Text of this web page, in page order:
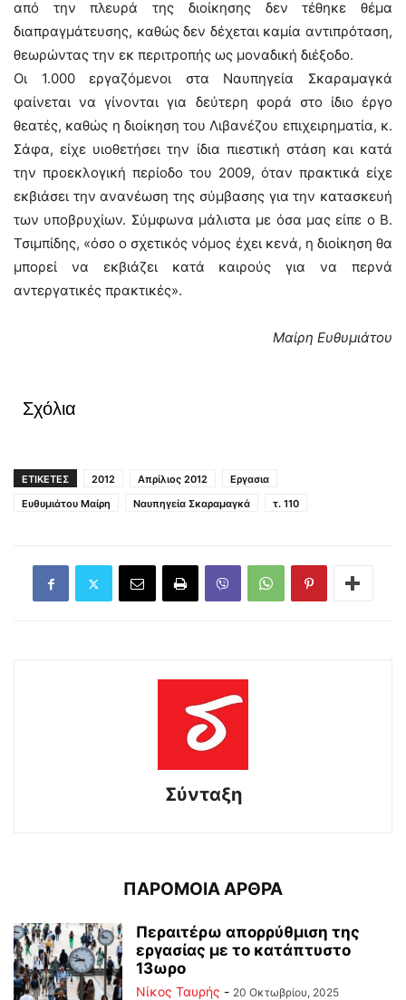
από την πλευρά της διοίκησης δεν τέθηκε θέμα
διαπραγμάτευσης, καθώς δεν δέχεται καμία αντιπρόταση,
θεωρώντας την εκ περιτροπής ως μοναδική διέξοδο.
Οι 1.000 εργαζόμενοι στα Ναυπηγεία Σκαραμαγκά
φαίνεται να γίνονται για δεύτερη φορά στο ίδιο έργο
θεατές, καθώς η διοίκηση του Λιβανέζου επιχειρηματία, κ.
Σάφα, είχε υιοθετήσει την ίδια πιεστική στάση και κατά
την προεκλογική περίοδο του 2009, όταν πρακτικά είχε
εκβιάσει την ανανέωση της σύμβασης για την κατασκευή
των υποβρυχίων. Σύμφωνα μάλιστα με όσα μας είπε ο Β.
Τσιμπίδης, «όσο ο σχετικός νόμος έχει κενά, η διοίκηση θα
μπορεί να εκβιάζει κατά καιρούς για να περνά
αντεργατικές πρακτικές».
Μαίρη Ευθυμιάτου
Σχόλια
ΕΤΙΚΕΤΕΣ 2012 Απρίλιος 2012
Εργασια
Ευθυμιάτου Μαίρη
Ναυπηγεία Σκαραμαγκά τ. 110
Σύνταξη
ΠΑΡΟΜΟΙΑ ΑΡΘΡΑ
Περαιτέρω απορρύθμιση της
εργασίας με το κατάπτυστο
13ωρο
Νίκος Ταυρής - 20 Οκτωβρίου, 2025